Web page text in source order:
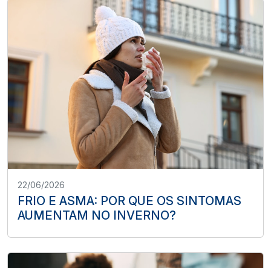
22/06/2026
FRIO E ASMA: POR QUE OS SINTOMAS
AUMENTAM NO INVERNO?